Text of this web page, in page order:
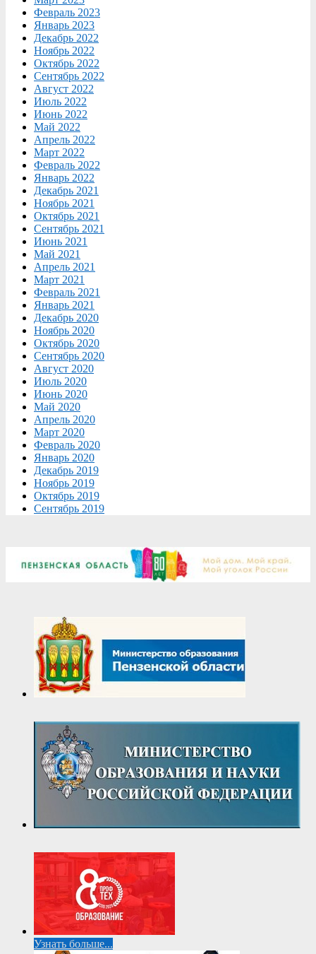
Февраль 2023
Январь 2023
Декабрь 2022
Ноябрь 2022
Октябрь 2022
Сентябрь 2022
Август 2022
Июль 2022
Июнь 2022
Май 2022
Апрель 2022
Март 2022
Февраль 2022
Январь 2022
Декабрь 2021
Ноябрь 2021
Октябрь 2021
Сентябрь 2021
Июнь 2021
Май 2021
Апрель 2021
Март 2021
Февраль 2021
Январь 2021
Декабрь 2020
Ноябрь 2020
Октябрь 2020
Сентябрь 2020
Август 2020
Июль 2020
Июнь 2020
Май 2020
Апрель 2020
Март 2020
Февраль 2020
Январь 2020
Декабрь 2019
Ноябрь 2019
Октябрь 2019
Сентябрь 2019
Узнать больше...